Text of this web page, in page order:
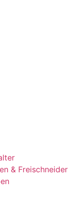
& Freischneider